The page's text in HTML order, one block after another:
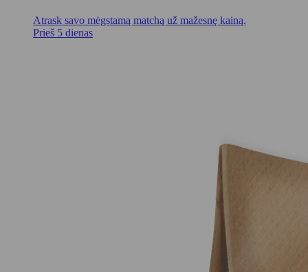
Atrask savo mėgstamą matchą už mažesnę kainą.
Prieš 5 dienas